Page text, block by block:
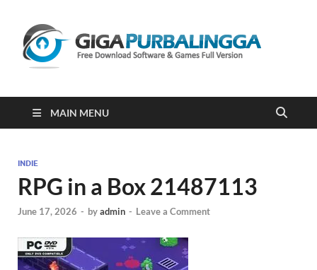
2023
MAIN MENU
INDIE
RPG in a Box 21487113
June 17, 2026 - byadmin - Leave a Comment